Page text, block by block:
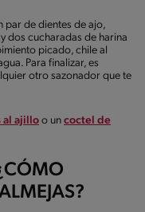
par de dientes de ajo,
dos cucharadas de harina
picado, chile al
Para finalizar, es
otro sazonador que te
al ajillo o un coctel de